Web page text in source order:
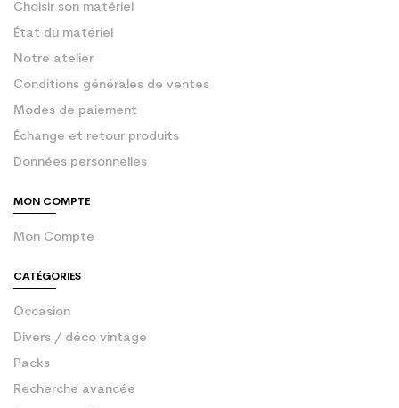
Choisir son matériel
État du matériel
Notre atelier
Conditions générales de ventes
Modes de paiement
Échange et retour produits
Données personnelles
MON COMPTE
Mon Compte
CATÉGORIES
Occasion
Divers / déco vintage
Packs
Recherche avancée